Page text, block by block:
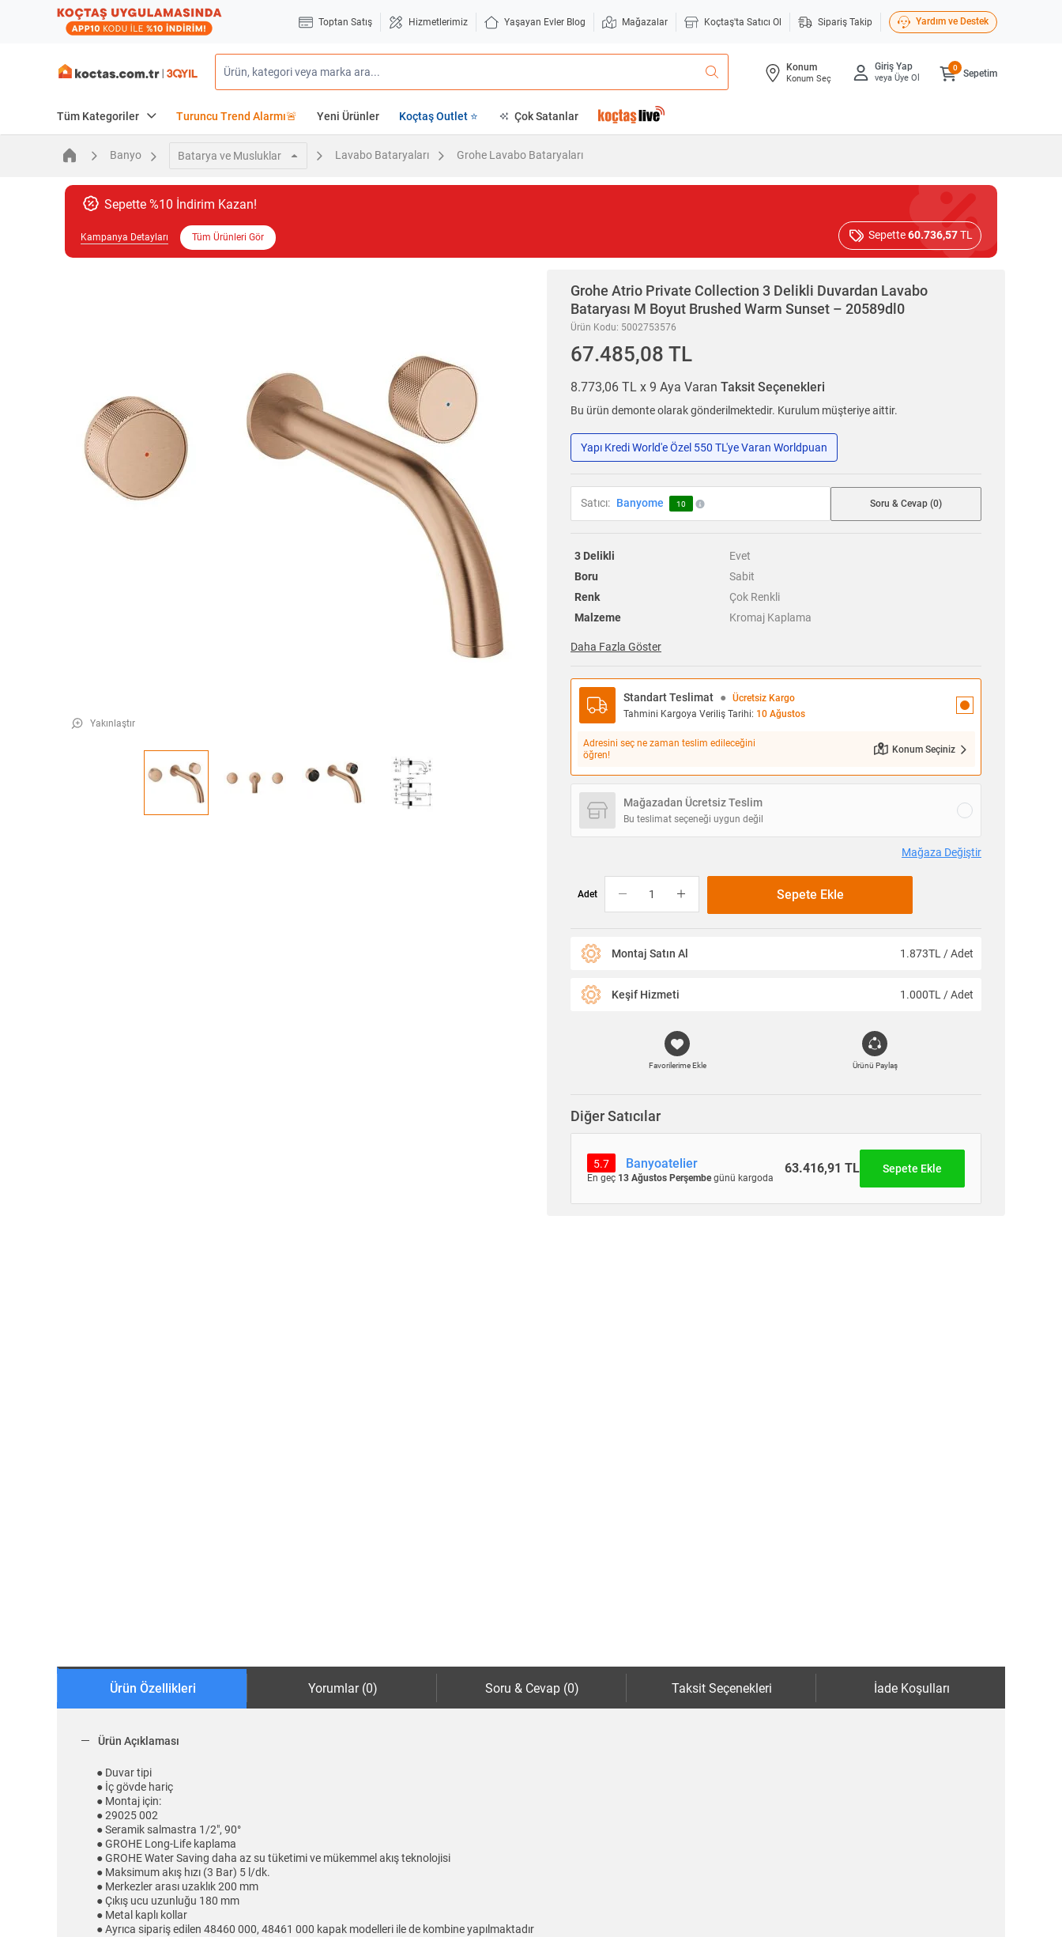
Toptan Satış Hizmetlerimiz Yaşayan Evler Blog Mağazalar Koçtaş'ta Satıcı Ol Sipariş Takip Yardım ve Destek
Konum
Konum Seç
Giriş Yap
veya Üye Ol Sepetim
0
Tüm Kategoriler Turuncu Trend Alarmı🚨 Yeni Ürünler Koçtaş Outlet ⭐ Çok Satanlar
Banyo Batarya ve Musluklar Lavabo Bataryaları Grohe Lavabo Bataryaları
Sepette %10 İndirim Kazan!
Kampanya Detayları Tüm Ürünleri Gör Sepette60.736,57TL
Yakınlaştır
Grohe Atrio Private Collection 3 Delikli Duvardan Lavabo
Bataryası M Boyut Brushed Warm Sunset – 20589dl0
Ürün Kodu: 5002753576
67.485,08 TL
8.773,06 TL x 9 Aya Varan Taksit Seçenekleri
Bu ürün demonte olarak gönderilmektedir. Kurulum müşteriye aittir.
Yapı Kredi World'e Özel 550 TL'ye Varan Worldpuan
Satıcı: Banyome 10 Soru & Cevap (0)
3 Delikli
Evet
Boru
Sabit
Renk
Çok Renkli
Malzeme
Kromaj Kaplama
Daha Fazla Göster
Standart Teslimat ●
Ücretsiz Kargo
Tahmini Kargoya Veriliş Tarihi: 10 Ağustos
Adresini seç ne zaman teslim edileceğini
öğren!
Konum Seçiniz
Mağazadan Ücretsiz Teslim
Bu teslimat seçeneği uygun değil
Mağaza Değiştir
Adet Sepete Ekle
Montaj Satın Al 1.873TL / Adet
Keşif Hizmeti 1.000TL / Adet
Favorilerime Ekle Ürünü Paylaş
Diğer Satıcılar
5.7 Banyoatelier
En geç 13 Ağustos Perşembegünü kargoda
63.416,91 TL Sepete Ekle
Ürün Özellikleri Yorumlar (0) Soru & Cevap (0) Taksit Seçenekleri İade Koşulları
Ürün Açıklaması
● Duvar tipi
● İç gövde hariç
● Montaj için:
● 29025 002
● Seramik salmastra 1/2", 90°
● GROHE Long-Life kaplama
● GROHE Water Saving daha az su tüketimi ve mükemmel akış teknolojisi
● Maksimum akış hızı (3 Bar) 5 l/dk.
● Merkezler arası uzaklık 200 mm
● Çıkış ucu uzunluğu 180 mm
● Metal kaplı kollar
● Ayrıca sipariş edilen 48460 000, 48461 000 kapak modelleri ile de kombine yapılmaktadır